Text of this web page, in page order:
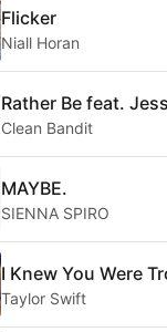
Flicker
Niall Horan
Rather Be feat.
Clean Bandit
MAYBE.
SIENNA SPIRO
I Knew You Were
Taylor Swift